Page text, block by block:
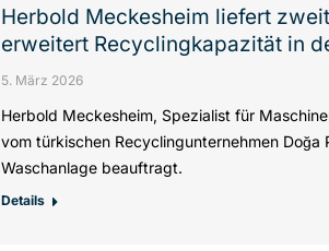
Herbold Meckesheim liefert
erweitert Recyclingkapazität in
5. März 2026
Herbold Meckesheim, Spezialist für
vom türkischen Recyclingunternehmen
Waschanlage beauftragt.
Details